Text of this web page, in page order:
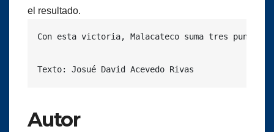
el resultado.
Con esta victoria, Malacateco suma tres puntos
Texto: Josué David Acevedo Rivas
Autor